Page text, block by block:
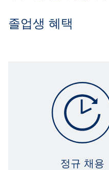
졸업생 혜택
정규 채용